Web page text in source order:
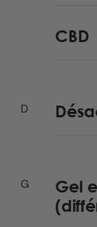
CBD
Gel